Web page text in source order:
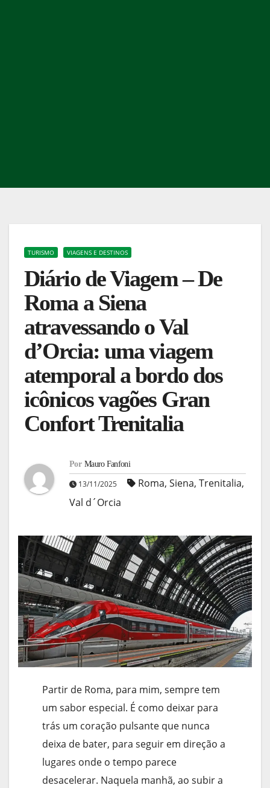
TURISMO VIAGENS E DESTINOS
Diário de Viagem – De
Roma a Siena
atravessando o Val
d’Orcia: uma viagem
atemporal a bordo dos
icônicos vagões Gran
Confort Trenitalia
Por Mauro Fanfoni
13/11/2025 Roma, Siena, Trenitalia,
Val d´Orcia
Partir de Roma, para mim, sempre tem
um sabor especial. É como deixar para
trás um coração pulsante que nunca
deixa de bater, para seguir em direção a
lugares onde o tempo parece
desacelerar. Naquela manhã, ao subir a